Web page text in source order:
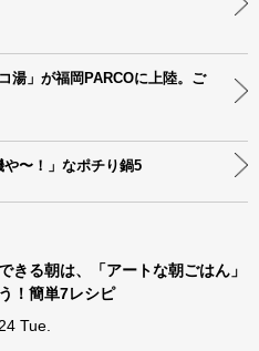
湯」が福岡PARCOに上陸。ご
〜！」なポチり鍋5
きる朝は、「アートな朝ごはん」
！簡単7レシピ
Tue.